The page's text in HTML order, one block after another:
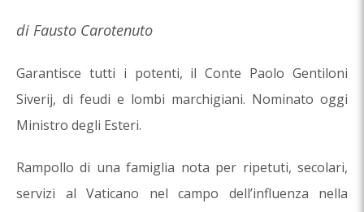
di Fausto Carotenuto
Garantisce tutti i potenti, il Conte Paolo Gentiloni
Siverij, di feudi e lombi marchigiani. Nominato oggi
Ministro degli Esteri.
Rampollo di una famiglia nota per ripetuti, secolari,
servizi al Vaticano nel campo dell’influenza nella